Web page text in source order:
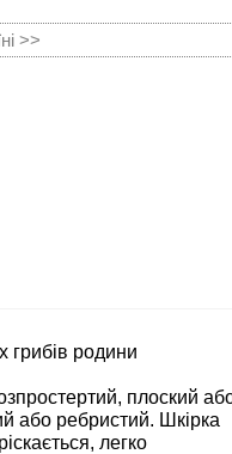
>>
грибів родини
плоский
або ребристий. Шкірка
легко